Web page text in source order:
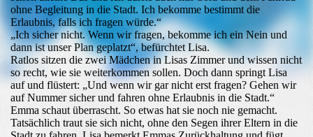
ohne Begleitung in die Stadt. Ich bekomme bestimmt die
Erlaubnis, falls ich fragen würde.“
„Ich sicher nicht. Wenn wir fragen, bekomme ich ein Nein und
dann ist unser Plan geplatzt“, befürchtet Lisa.
Ratlos sitzen die zwei Mädchen in Lisas Zimmer und wissen nicht
so recht, wie sie weiterkommen sollen. Doch dann springt Lisa
auf und flüstert: „Und wenn wir gar nicht erst fragen? Gehen wir
auf Nummer sicher und fahren ohne Erlaubnis in die Stadt.“
Emma schaut überrascht. So etwas hat sie noch nie gemacht.
Tatsächlich traut sie sich nicht, ohne den Segen ihrer Eltern in die